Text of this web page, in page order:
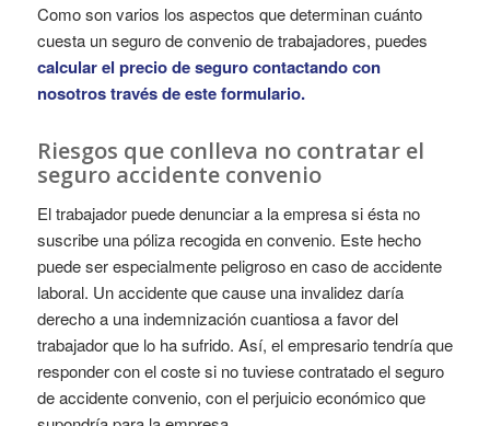
Como son varios los aspectos que determinan cuánto
cuesta un seguro de convenio de trabajadores, puedes
calcular el precio de seguro contactando con
nosotros través de este formulario.
Riesgos que conlleva no contratar el
seguro accidente convenio
El trabajador puede denunciar a la empresa si ésta no
suscribe una póliza recogida en convenio. Este hecho
puede ser especialmente peligroso en caso de accidente
laboral. Un accidente que cause una invalidez daría
derecho a una indemnización cuantiosa a favor del
trabajador que lo ha sufrido. Así, el empresario tendría que
responder con el coste si no tuviese contratado el seguro
de accidente convenio, con el perjuicio económico que